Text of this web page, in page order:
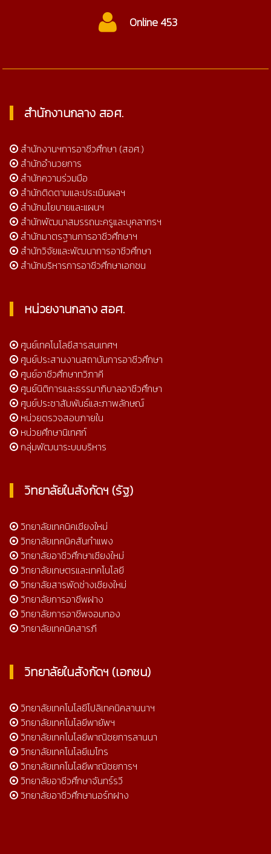
Online 453
สำนักงานกลาง สอศ.
สำนักงานฯการอาชีวศึกษา (สอศ.)
สำนักอำนวยการ
สำนักความร่วมมือ
สำนักติดตามและประเมินผลฯ
สำนักนโยบายและแผนฯ
สำนักพัฒนาสมรรถนะครูและบุคลากรฯ
สำนักมาตรฐานการอาชีวศึกษาฯ
สำนักวิจัยและพัฒนาการอาชีวศึกษา
สำนักบริหารการอาชีวศึกษาเอกชน
หน่วยงานกลาง สอศ.
ศูนย์เทคโนโลยีสารสนเทศฯ
ศูนย์ประสานงานสถาบันการอาชีวศึกษา
ศูนย์อาชีวศึกษาทวิภาคี
ศูนย์นิติการและธรรมาภิบาลอาชีวศึกษา
ศูนย์ประชาสัมพันธ์และภาพลักษณ์
หน่วยตรวจสอบภายใน
หน่วยศึกษานิเทศก์
กลุ่มพัฒนาระบบบริหาร
วิทยาลัยในสังกัดฯ (รัฐ)
วิทยาลัยเทคนิคเชียงใหม่
วิทยาลัยเทคนิคสันกำแพง
วิทยาลัยอาชีวศึกษาเชียงใหม่
วิทยาลัยเกษตรและเทคโนโลยี
วิทยาลัยสารพัดช่างเชียงใหม่
วิทยาลัยการอาชีพฝาง
วิทยาลัยการอาชีพจอมทอง
วิทยาลัยเทคนิคสารภี
วิทยาลัยในสังกัดฯ (เอกชน)
วิทยาลัยเทคโนโลยีโปลิเทคนิคลานนาฯ
วิทยาลัยเทคโนโลยีพายัพฯ
วิทยาลัยเทคโนโลยีพาณิชยการลานนา
วิทยาลัยเทคโนโลยีเมโทร
วิทยาลัยเทคโนโลยีพาณิชยการฯ
วิทยาลัยอาชีวศึกษาจันทร์รวี
วิทยาลัยอาชีวศึกษานอร์ทฝาง